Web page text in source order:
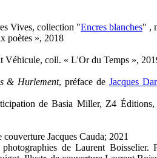
Vives, collection "Encres blanches" ,
poètes », 2018
Véhicule, coll. « L'Or du Temps »,
& Hurlement, préface de Jacques
de Basia Miller, Z4 Éditions,
Jacques Cauda; 2021
de Laurent Boisselier.